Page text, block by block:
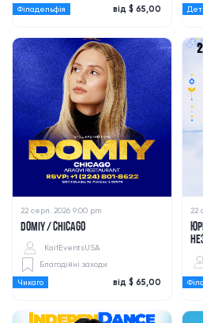
Філадельфія від $ 65,00
22 серп. 2026 9:00 pm
DOMIY / CHICAGO
KaifEventsUSA
Благодійні заходи
Чикаго від $ 65,00
22